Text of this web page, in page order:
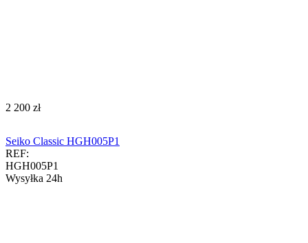
‍2 200‍ zł
Seiko Classic HGH005P1
REF:
HGH005P1
Wysyłka 24h